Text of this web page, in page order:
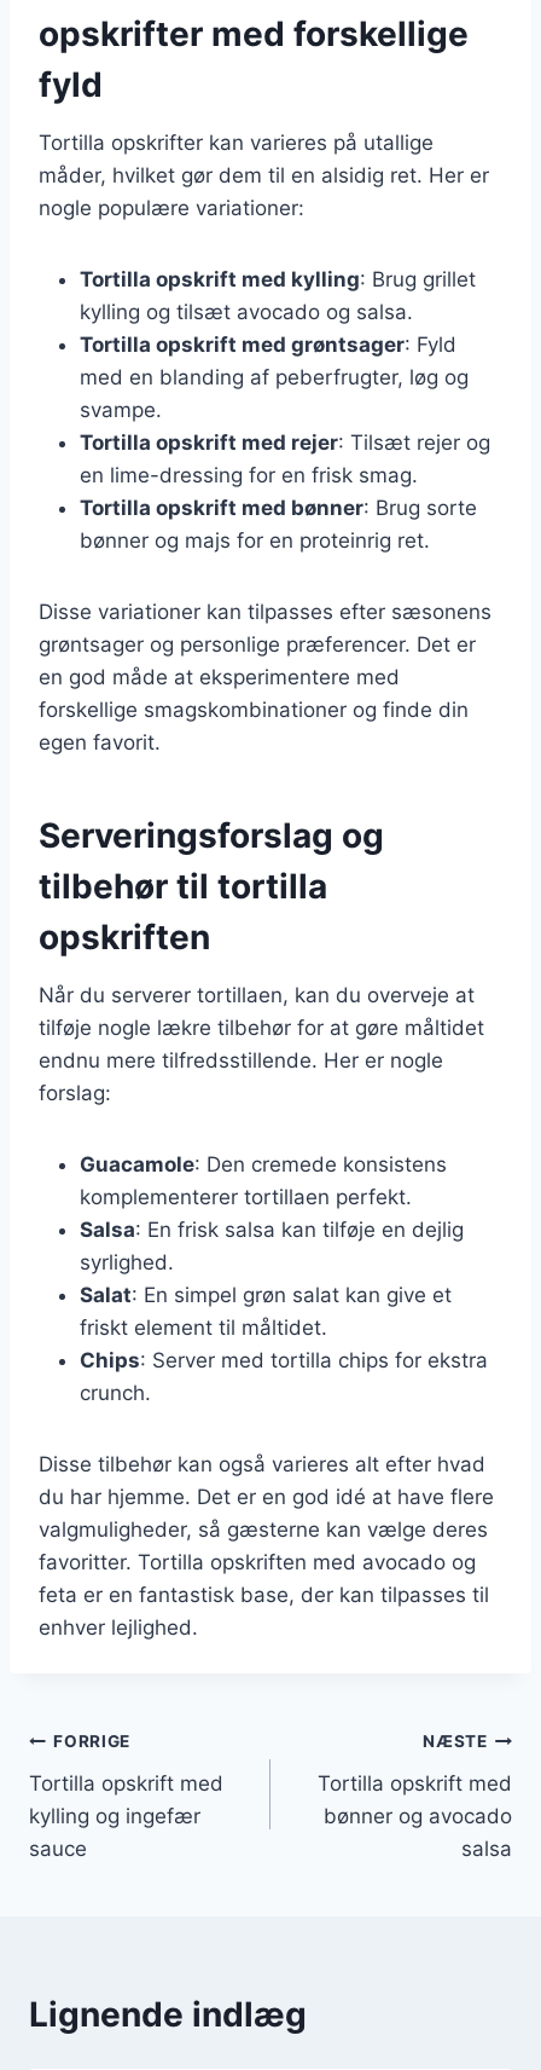
opskrifter med forskellige
fyld
Tortilla opskrifter kan varieres på utallige
måder, hvilket gør dem til en alsidig ret. Her er
nogle populære variationer:
Tortilla opskrift med kylling: Brug grillet
kylling og tilsæt avocado og salsa.
Tortilla opskrift med grøntsager: Fyld
med en blanding af peberfrugter, løg og
svampe.
Tortilla opskrift med rejer: Tilsæt rejer og
en lime-dressing for en frisk smag.
Tortilla opskrift med bønner: Brug sorte
bønner og majs for en proteinrig ret.
Disse variationer kan tilpasses efter sæsonens
grøntsager og personlige præferencer. Det er
en god måde at eksperimentere med
forskellige smagskombinationer og finde din
egen favorit.
Serveringsforslag og
tilbehør til tortilla
opskriften
Når du serverer tortillaen, kan du overveje at
tilføje nogle lækre tilbehør for at gøre måltidet
endnu mere tilfredsstillende. Her er nogle
forslag:
Guacamole: Den cremede konsistens
komplementerer tortillaen perfekt.
Salsa: En frisk salsa kan tilføje en dejlig
syrlighed.
Salat: En simpel grøn salat kan give et
friskt element til måltidet.
Chips: Server med tortilla chips for ekstra
crunch.
Disse tilbehør kan også varieres alt efter hvad
du har hjemme. Det er en god idé at have flere
valgmuligheder, så gæsterne kan vælge deres
favoritter. Tortilla opskriften med avocado og
feta er en fantastisk base, der kan tilpasses til
enhver lejlighed.
Indlægsnavigation
FORRIGE
Tortilla opskrift med
kylling og ingefær
sauce
NÆSTE
Tortilla opskrift med
bønner og avocado
salsa
Lignende indlæg